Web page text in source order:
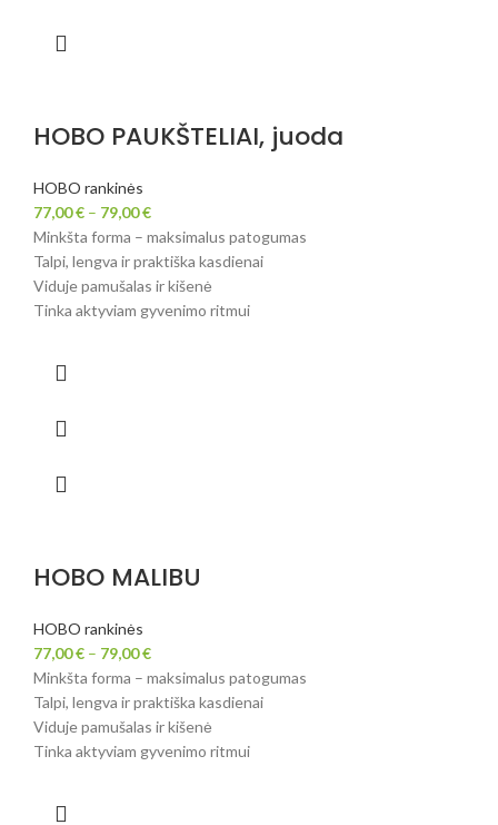
HOBO PAUKŠTELIAI, juoda
HOBO rankinės
77,00€ – 79,00€
Minkšta forma – maksimalus patogumas
Talpi, lengva ir praktiška kasdienai
Viduje pamušalas ir kišenė
Tinka aktyviam gyvenimo ritmui
HOBO MALIBU
HOBO rankinės
77,00€ – 79,00€
Minkšta forma – maksimalus patogumas
Talpi, lengva ir praktiška kasdienai
Viduje pamušalas ir kišenė
Tinka aktyviam gyvenimo ritmui